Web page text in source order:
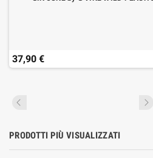
37,90 €
PRODOTTI PIÙ VISUALIZZATI